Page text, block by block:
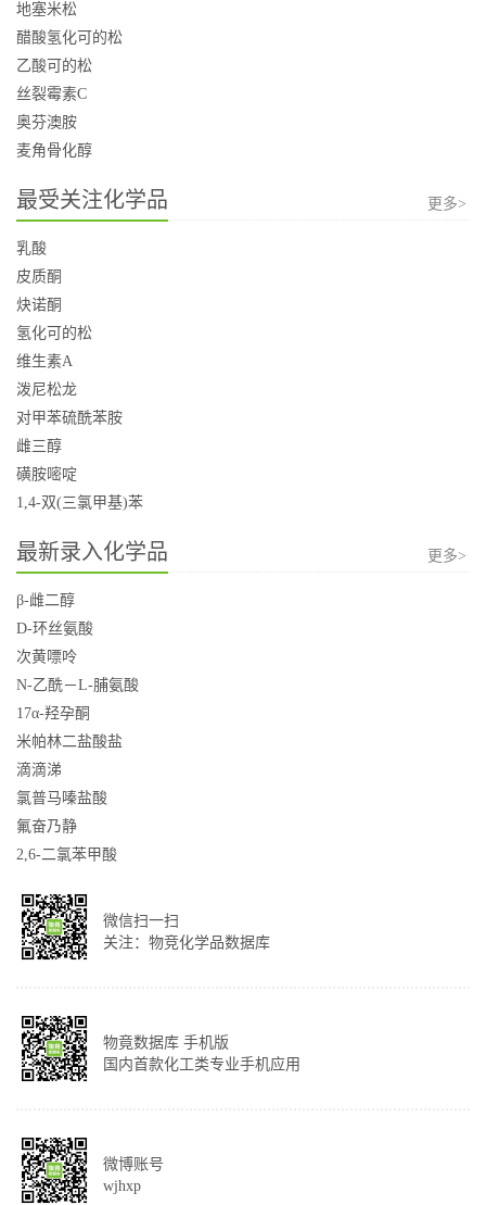
地塞米松
醋酸氢化可的松
乙酸可的松
丝裂霉素C
奥芬澳胺
麦角骨化醇
最受关注化学品 更多>
乳酸
皮质酮
炔诺酮
氢化可的松
维生素A
泼尼松龙
对甲苯硫酰苯胺
雌三醇
磺胺嘧啶
1,4-双(三氯甲基)苯
最新录入化学品 更多>
β-雌二醇
D-环丝氨酸
次黄嘌呤
N-乙酰－L-脯氨酸
17α-羟孕酮
米帕林二盐酸盐
滴滴涕
氯普马嗪盐酸
氟奋乃静
2,6-二氯苯甲酸
微信扫一扫
关注：物竞化学品数据库
物竟数据库 手机版
国内首款化工类专业手机应用
微博账号
wjhxp